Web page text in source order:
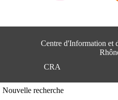
Centre d'Information et
CRA
Nouvelle recherche
e